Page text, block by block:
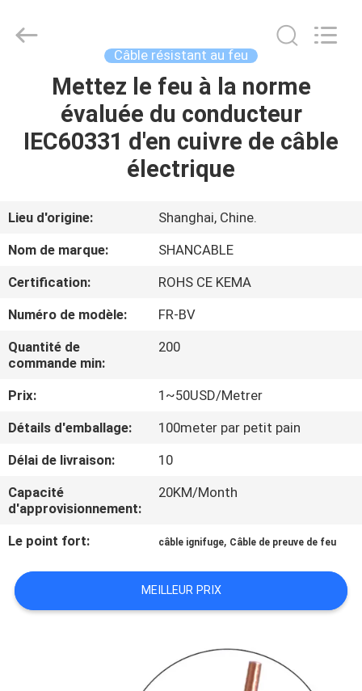
APERÇU
PRODUITS
VR
A
PROPOS
DE
NOUS
VISITE
D'USINE
CONTRÔLE
LA
QUALITÉ
Cable
(Group)
Câble résistant au feu
Mettez le feu à la norme
évaluée du conducteur
IEC60331 d'en cuivre de câble
électrique
Lieu d'origine:
Shanghai, Chine.
Nom de marque:
SHANCABLE
Certification:
ROHS CE KEMA
Numéro de modèle:
FR-BV
Quantité de
commande min:
200
Prix:
1~50USD/Metrer
Détails d'emballage:
100meter par petit pain
Délai de livraison:
10
Capacité
d'approvisionnement:
20KM/Month
Le point fort: câble ignifuge, Câble de preuve de feu
MEILLEUR PRIX